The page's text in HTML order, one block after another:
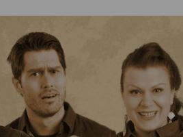
TLAB
SEMINARS, MEETINGS AND